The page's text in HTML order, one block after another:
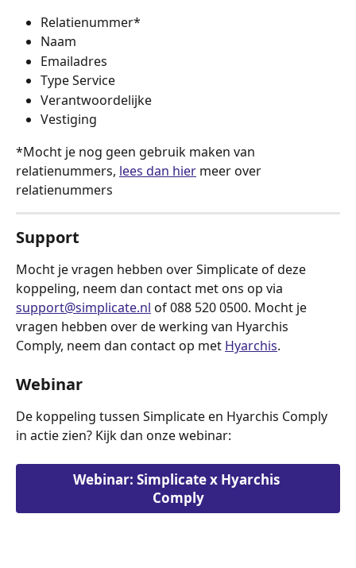
Relatienummer*
Naam
Emailadres
Type Service
Verantwoordelijke
Vestiging
*Mocht je nog geen gebruik maken van
relatienummers, lees dan hier meer over
relatienummers
Support
Mocht je vragen hebben over Simplicate of deze
koppeling, neem dan contact met ons op via
support@simplicate.nl of 088 520 0500. Mocht je
vragen hebben over de werking van Hyarchis
Comply, neem dan contact op met Hyarchis.
Webinar
De koppeling tussen Simplicate en Hyarchis Comply
in actie zien? Kijk dan onze webinar:
Webinar: Simplicate x Hyarchis
Comply